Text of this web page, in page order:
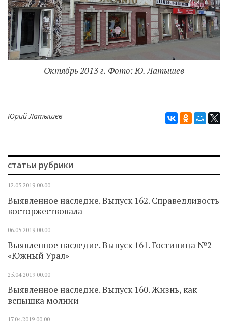
Октябрь 2013 г. Фото: Ю. Латышев
Юрий Латышев
статьи рубрики
12.05.2019 00.00
Выявленное наследие. Выпуск 162. Справедливость
восторжествовала
06.05.2019 00.00
Выявленное наследие. Выпуск 161. Гостиница №2 –
«Южный Урал»
25.04.2019 00.00
Выявленное наследие. Выпуск 160. Жизнь, как
вспышка молнии
17.04.2019 00.00